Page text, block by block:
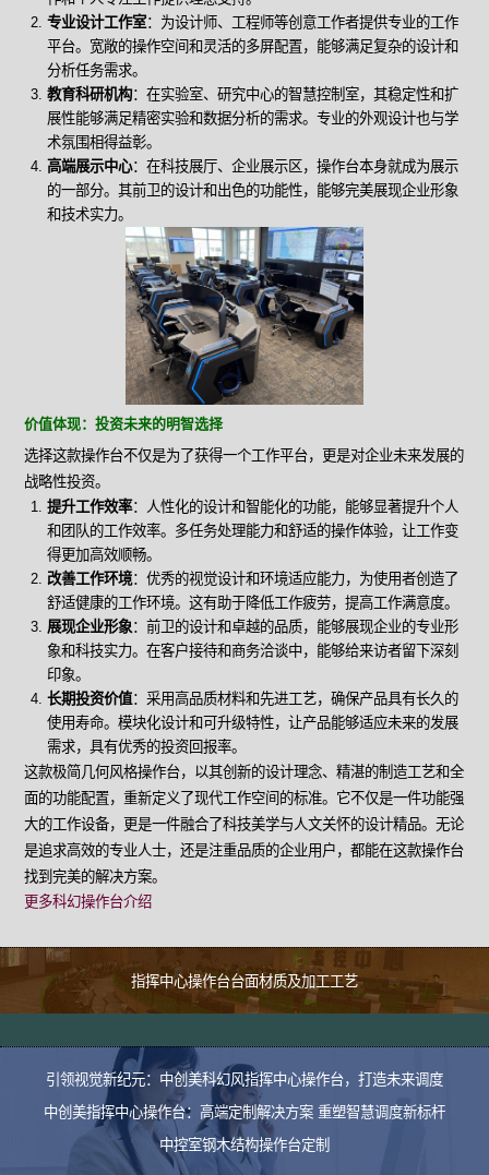
专业设计工作室：为设计师、工程师等创意工作者提供专业的工作
平台。宽敞的操作空间和灵活的多屏配置，能够满足复杂的设计和
分析任务需求。
教育科研机构：在实验室、研究中心的智慧控制室，其稳定性和扩
展性能够满足精密实验和数据分析的需求。专业的外观设计也与学
术氛围相得益彰。
高端展示中心：在科技展厅、企业展示区，操作台本身就成为展示
的一部分。其前卫的设计和出色的功能性，能够完美展现企业形象
和技术实力。
价值体现：投资未来的明智选择
选择这款操作台不仅是为了获得一个工作平台，更是对企业未来发展的
战略性投资。
提升工作效率：人性化的设计和智能化的功能，能够显著提升个人
和团队的工作效率。多任务处理能力和舒适的操作体验，让工作变
得更加高效顺畅。
改善工作环境：优秀的视觉设计和环境适应能力，为使用者创造了
舒适健康的工作环境。这有助于降低工作疲劳，提高工作满意度。
展现企业形象 ：前卫的设计和卓越的品质，能够展现企业的专业形
象和科技实力。在客户接待和商务洽谈中，能够给来访者留下深刻
印象。
长期投资价值：采用高品质材料和先进工艺，确保产品具有长久的
使用寿命。模块化设计和可升级特性，让产品能够适应未来的发展
需求，具有优秀的投资回报率。
这款极简几何风格操作台，以其创新的设计理念、精湛的制造工艺和全
面的功能配置，重新定义了现代工作空间的标准。它不仅是一件功能强
大的工作设备，更是一件融合了科技美学与人文关怀的设计精品。无论
是追求高效的专业人士，还是注重品质的企业用户，都能在这款操作台
找到完美的解决方案。
更多科幻操作台介绍
指挥中心操作台台面材质及加工工艺
引领视觉新纪元：中创美科幻风指挥中心操作台，打造未来调度
中创美指挥中心操作台：高端定制解决方案 重塑智慧调度新标杆
中控室钢木结构操作台定制